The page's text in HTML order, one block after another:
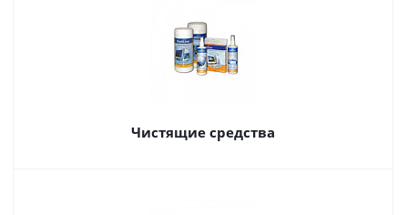
Чистящие средства